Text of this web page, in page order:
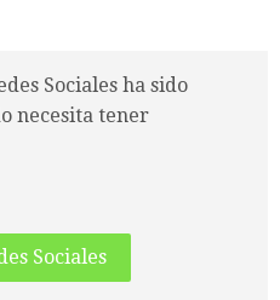
Sociales ha sido
necesita tener
Sociales